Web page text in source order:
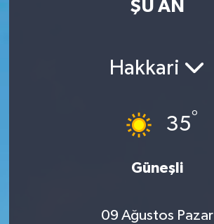
ŞU AN
Hakkari
35°
Güneşli
09 Ağustos Pazar
RÖPORTAJLAR